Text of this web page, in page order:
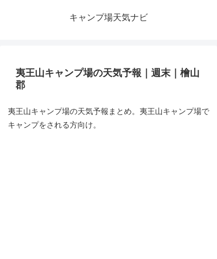
キャンプ場天気ナビ
夷王山キャンプ場の天気予報｜週末｜檜山
郡
夷王山キャンプ場の天気予報まとめ。夷王山キャンプ場で
キャンプをされる方向け。